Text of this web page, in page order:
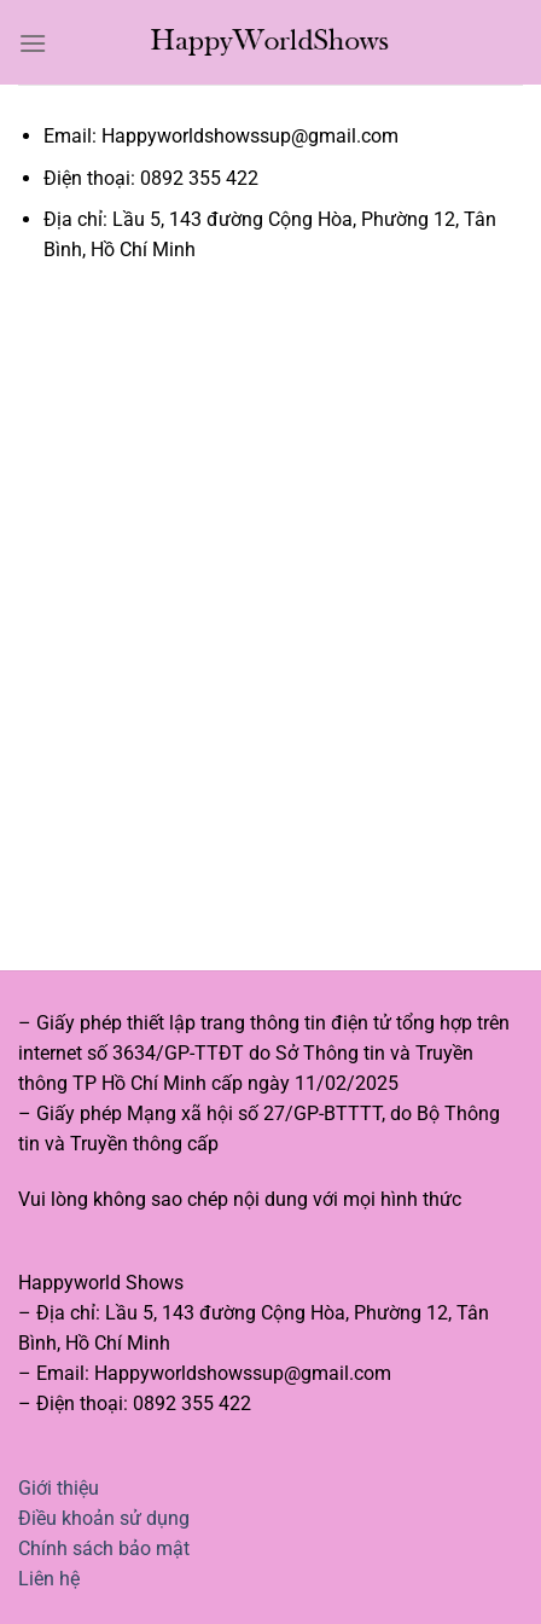
qua
Email: Happyworldshowssup@gmail.com
Điện thoại: 0892 355 422
Địa chỉ: Lầu 5, 143 đường Cộng Hòa, Phường 12, Tân
Bình, Hồ Chí Minh
– Giấy phép thiết lập trang thông tin điện tử tổng hợp trên
internet số 3634/GP-TTĐT do Sở Thông tin và Truyền
thông TP Hồ Chí Minh cấp ngày 11/02/2025
– Giấy phép Mạng xã hội số 27/GP-BTTTT, do Bộ Thông
tin và Truyền thông cấp
Vui lòng không sao chép nội dung với mọi hình thức
Happyworld Shows
– Địa chỉ: Lầu 5, 143 đường Cộng Hòa, Phường 12, Tân
Bình, Hồ Chí Minh
– Email: Happyworldshowssup@gmail.com
– Điện thoại: 0892 355 422
Giới thiệu
Điều khoản sử dụng
Chính sách bảo mật
Liên hệ